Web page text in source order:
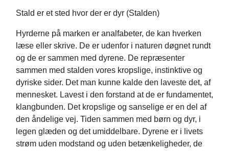
Stald er et sted hvor der er dyr (Stalden)
Hyrderne på marken er analfabeter, de kan hverken
læse eller skrive. De er udenfor i naturen døgnet rundt
og de er sammen med dyrene. De repræsenter
sammen med stalden vores kropslige, instinktive og
dyriske sider. Det man kunne kalde den laveste det, af
mennesket. Lavest i den forstand at de er fundamentet,
klangbunden. Det kropslige og sanselige er en del af
den åndelige vej. Tiden sammen med børn og dyr, i
legen glæden og det umiddelbare. Dyrene er i livets
strøm uden modstand og uden betænkeligheder, de